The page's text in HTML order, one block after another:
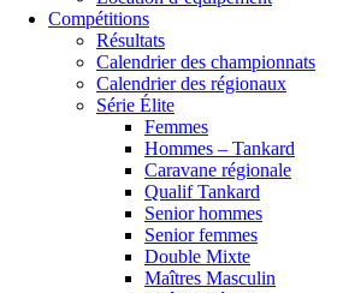
Compétitions
Résultats
Calendrier des championnats
Calendrier des régionaux
Série Élite
Femmes
Hommes – Tankard
Caravane régionale
Qualif Tankard
Senior hommes
Senior femmes
Double Mixte
Maîtres Masculin